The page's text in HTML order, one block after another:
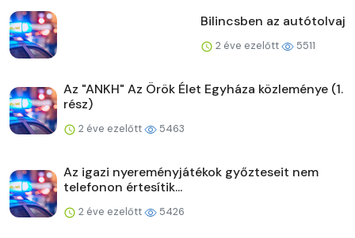
Bilincsben az autótolvaj
2 éve ezelőtt 5511
Az "ANKH" Az Örök Élet Egyháza közleménye (1.
rész)
2 éve ezelőtt 5463
Az igazi nyereményjátékok győzteseit nem
telefonon értesítik...
2 éve ezelőtt 5426